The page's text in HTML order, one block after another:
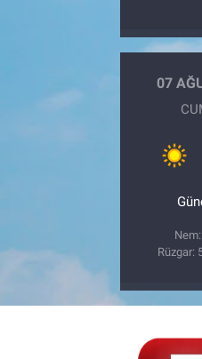
07
Rüzgar: